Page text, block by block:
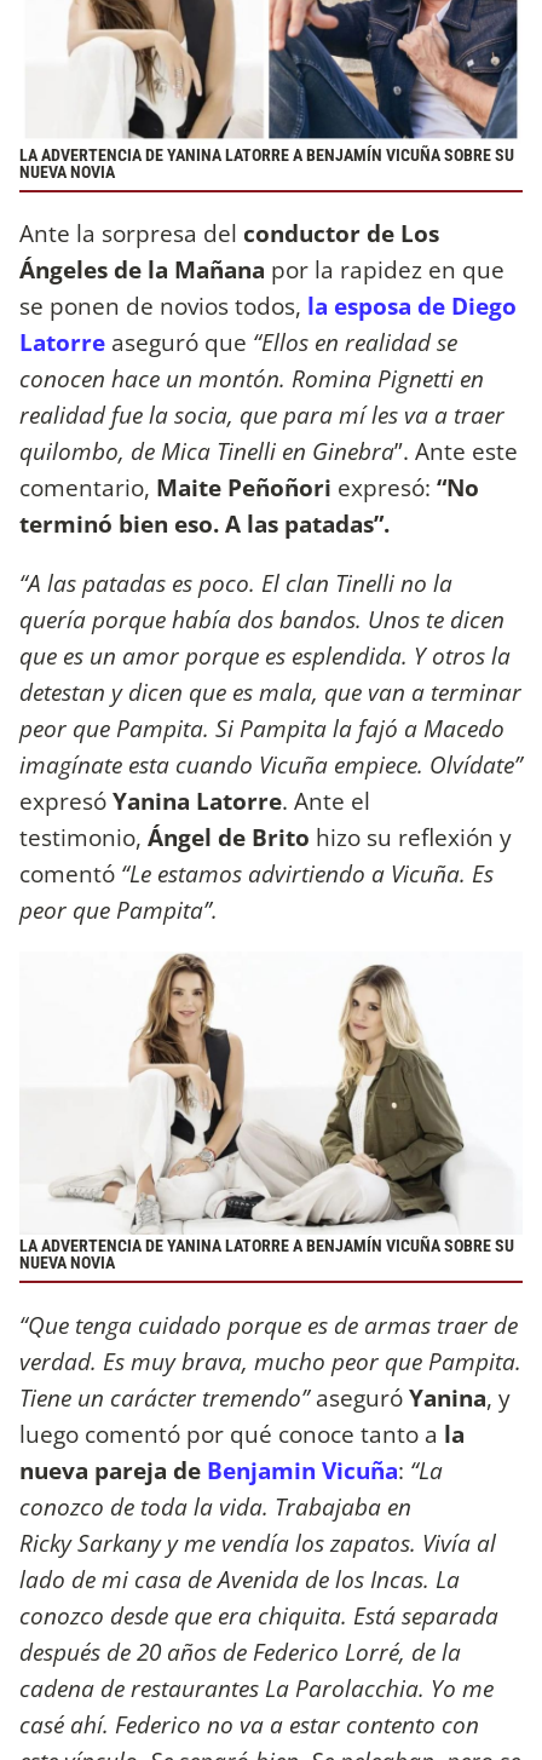
LA ADVERTENCIA DE YANINA LATORRE A BENJAMÍN VICUÑA SOBRE SU
NUEVA NOVIA
Ante la sorpresa del conductor de Los
Ángeles de la Mañana por la rapidez en que
se ponen de novios todos, la esposa de Diego
Latorre aseguró que “Ellos en realidad se
conocen hace un montón. Romina Pignetti en
realidad fue la socia, que para mí les va a traer
quilombo, de Mica Tinelli en Ginebra”. Ante este
comentario, Maite Peñoñori expresó: “No
terminó bien eso. A las patadas”.
“A las patadas es poco. El clan Tinelli no la
quería porque había dos bandos. Unos te dicen
que es un amor porque es esplendida. Y otros la
detestan y dicen que es mala, que van a terminar
peor que Pampita. Si Pampita la fajó a Macedo
imagínate esta cuando Vicuña empiece. Olvídate”
expresóYanina Latorre. Ante el
testimonio, Ángel de Brito hizo su reflexión y
comentó “Le estamos advirtiendo a Vicuña. Es
peor que Pampita”.
LA ADVERTENCIA DE YANINA LATORRE A BENJAMÍN VICUÑA SOBRE SU
NUEVA NOVIA
“Que tenga cuidado porque es de armas traer de
verdad. Es muy brava, mucho peor que Pampita.
Tiene un carácter tremendo”aseguróYanina, y
luego comentó por qué conoce tanto a la
nueva pareja de Benjamin Vicuña: “La
conozco de toda la vida. Trabajaba en
Ricky Sarkany y me vendía los zapatos. Vivía al
lado de mi casa de Avenida de los Incas. La
conozco desde que era chiquita. Está separada
después de 20 años de Federico Lorré, de la
cadena de restaurantes La Parolacchia. Yo me
casé ahí. Federico no va a estar contento con